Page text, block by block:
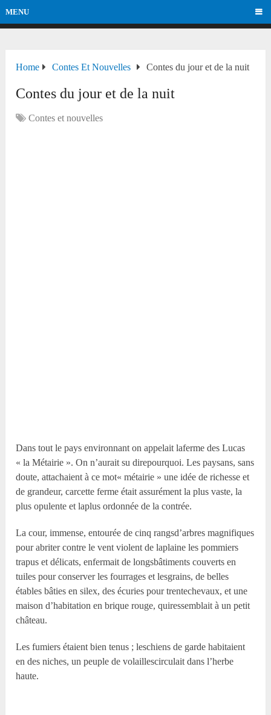
MENU
Home Contes Et Nouvelles Contes du jour et de la nuit
Contes du jour et de la nuit
Contes et nouvelles
Dans tout le pays environnant on appelait laferme des Lucas
« la Métairie ». On n’aurait su direpourquoi. Les paysans, sans
doute, attachaient à ce mot« métairie » une idée de richesse et
de grandeur, carcette ferme était assurément la plus vaste, la
plus opulente et laplus ordonnée de la contrée.
La cour, immense, entourée de cinq rangsd’arbres magnifiques
pour abriter contre le vent violent de laplaine les pommiers
trapus et délicats, enfermait de longsbâtiments couverts en
tuiles pour conserver les fourrages et lesgrains, de belles
étables bâties en silex, des écuries pour trentechevaux, et une
maison d’habitation en brique rouge, quiressemblait à un petit
château.
Les fumiers étaient bien tenus ; leschiens de garde habitaient
en des niches, un peuple de volaillescirculait dans l’herbe
haute.